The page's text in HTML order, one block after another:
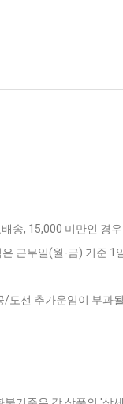
송, 15,000 미만인 경
근무일(월-금) 기준
/도선 추가운임이 부과